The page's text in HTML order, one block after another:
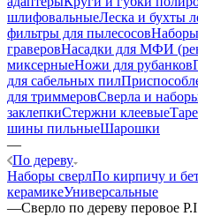
шлифовальныеЛеска и бухты
фильтры для пылесосовНаборы
граверовНасадки для МФИ
миксерныеНожи для рубанков
для сабельных пил
для триммеровСверла и
заклепкиСтержни клеевые
шины пильныеШарошки
—
По дереву
Наборы сверлПо кирпичу и
керамикеУниверсальные
—Сверло по дереву перовое